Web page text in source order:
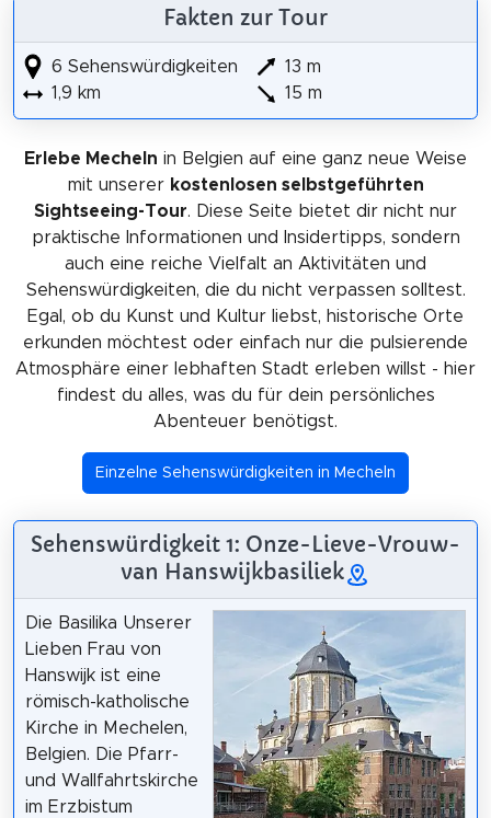
Fakten zur Tour
6 Sehenswürdigkeiten
1,9 km
13 m
15 m
Erlebe Mecheln in Belgien auf eine ganz neue Weise
mit unserer kostenlosen selbstgeführten
Sightseeing-Tour. Diese Seite bietet dir nicht nur
praktische Informationen und Insidertipps, sondern
auch eine reiche Vielfalt an Aktivitäten und
Sehenswürdigkeiten, die du nicht verpassen solltest.
Egal, ob du Kunst und Kultur liebst, historische Orte
erkunden möchtest oder einfach nur die pulsierende
Atmosphäre einer lebhaften Stadt erleben willst - hier
findest du alles, was du für dein persönliches
Abenteuer benötigst.
Einzelne Sehenswürdigkeiten in Mecheln
Sehenswürdigkeit 1: Onze-Lieve-Vrouw-
van Hanswijkbasiliek
Die Basilika Unserer
Lieben Frau von
Hanswijk ist eine
römisch-katholische
Kirche in Mechelen,
Belgien. Die Pfarr-
und Wallfahrtskirche
im Erzbistum